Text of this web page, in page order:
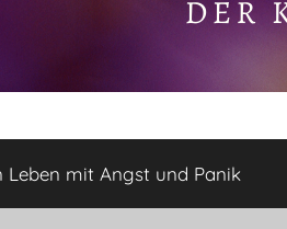
Leben mit Angst und Panik